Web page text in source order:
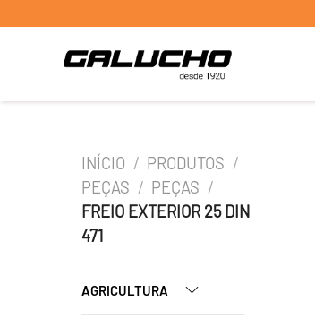
INÍCIO / PRODUTOS /
PEÇAS / PEÇAS /
FREIO EXTERIOR 25 DIN
471
AGRICULTURA